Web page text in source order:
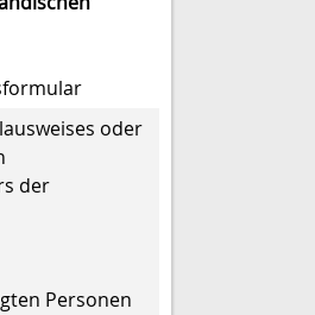
oder
der
Personen